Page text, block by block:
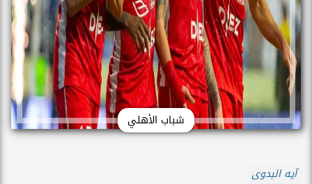
شباب الأهلي
آيه البدوى